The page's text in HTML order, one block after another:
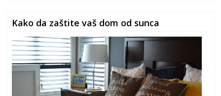
Kako da zaštite vaš dom od sunca